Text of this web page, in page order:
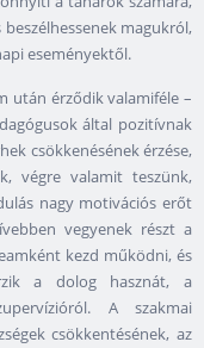
magukról,
eseményektől.
után érződik valamiféle –
által pozitívnak
csökkenésének érzése,
végre valamit teszünk,
nagy motivációs erőt
vegyenek részt a
kezd működni, és
a dolog hasznát, a
A szakmai
csökkentésének, az